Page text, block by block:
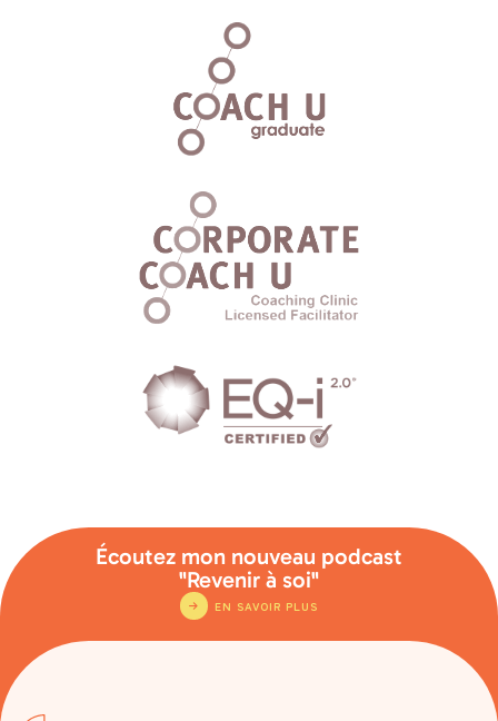
Écoutez mon nouveau podcast
"Revenir à soi"
EN SAVOIR PLUS